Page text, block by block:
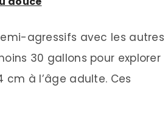
agressifs avec les autres
30 gallons pour explorer
cm à l’âge adulte. Ces